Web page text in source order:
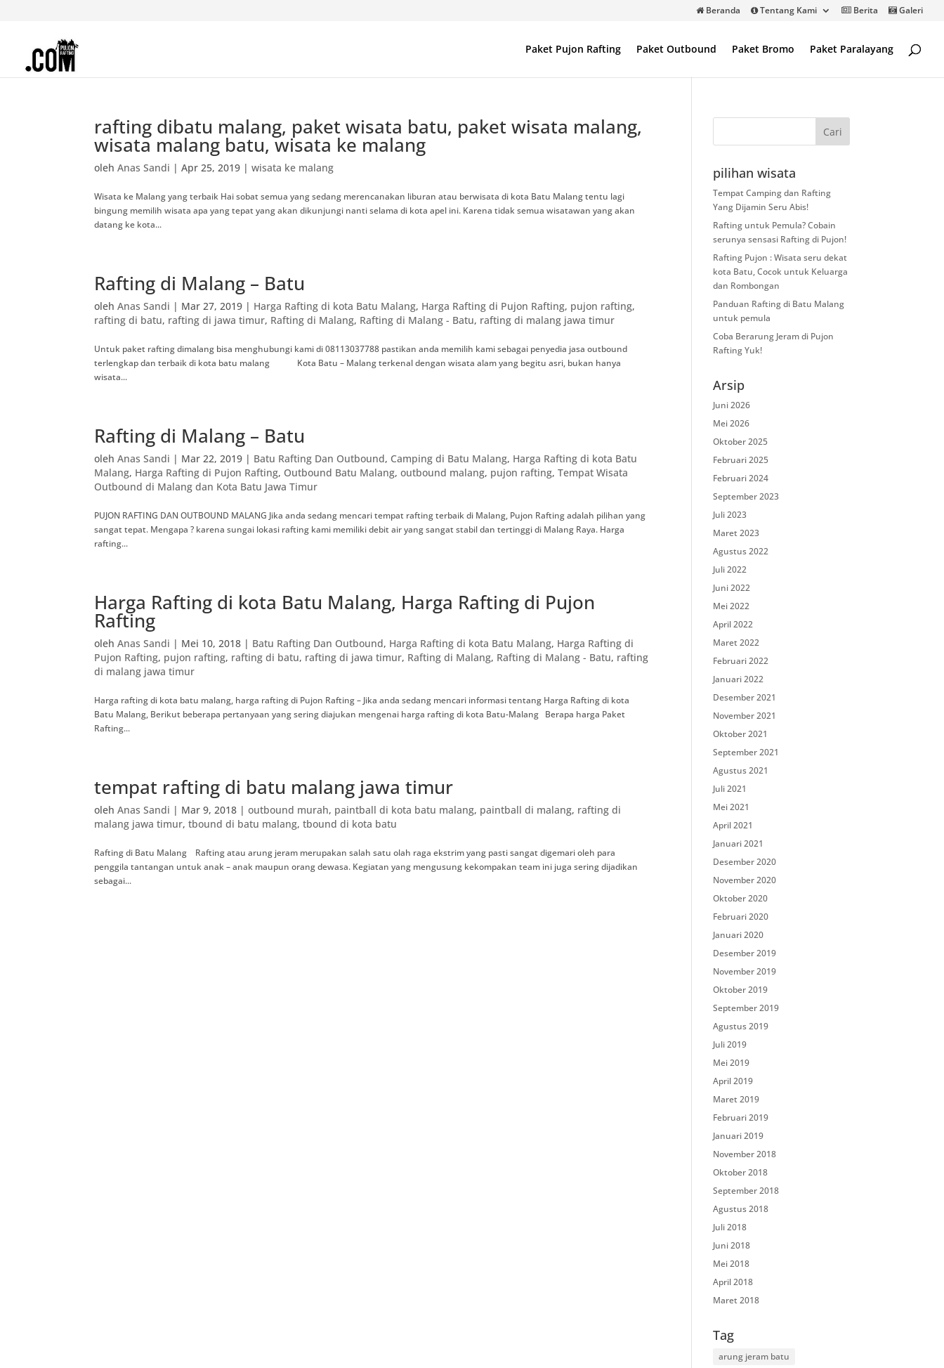
Beranda Tentang Kami Berita Galeri
Paket Pujon Rafting Paket Outbound Paket Bromo Paket Paralayang
rafting dibatu malang, paket wisata batu, paket wisata malang,
wisata malang batu, wisata ke malang
olehAnas Sandi |Apr 25, 2019 |wisata ke malang
Wisata ke Malang yang terbaik Hai sobat semua yang sedang merencanakan liburan atau berwisata di kota Batu Malang tentu lagi
bingung memilih wisata apa yang tepat yang akan dikunjungi nanti selama di kota apel ini. Karena tidak semua wisatawan yang akan
datang ke kota...
Rafting di Malang – Batu
olehAnas Sandi | Mar 27, 2019 | Harga Rafting di kota Batu Malang, Harga Rafting di Pujon Rafting, pujon rafting,
rafting di batu, rafting di jawa timur, Rafting di Malang, Rafting di Malang - Batu, rafting di malang jawa timur
Untuk paket rafting dimalang bisa menghubungi kami di 08113037788 pastikan anda memilih kami sebagai penyedia jasa outbound
terlengkap dan terbaik di kota batu malang Kota Batu – Malang terkenal dengan wisata alam yang begitu asri, bukan hanya
wisata...
Rafting di Malang – Batu
olehAnas Sandi | Mar 22, 2019 | Batu Rafting Dan Outbound, Camping di Batu Malang, Harga Rafting di kota Batu
Malang, Harga Rafting di Pujon Rafting, Outbound Batu Malang,outbound malang, pujon rafting,Tempat Wisata
Outbound di Malang dan Kota Batu Jawa Timur
PUJON RAFTING DAN OUTBOUND MALANG Jika anda sedang mencari tempat rafting terbaik di Malang, Pujon Rafting adalah pilihan yang
sangat tepat. Mengapa ? karena sungai lokasi rafting kami memiliki debit air yang sangat stabil dan tertinggi di Malang Raya. Harga
rafting...
Harga Rafting di kota Batu Malang, Harga Rafting di Pujon
Rafting
olehAnas Sandi | Mei 10, 2018 | Batu Rafting Dan Outbound, Harga Rafting di kota Batu Malang, Harga Rafting di
Pujon Rafting, pujon rafting, rafting di batu, rafting di jawa timur, Rafting di Malang, Rafting di Malang - Batu, rafting
di malang jawa timur
Harga rafting di kota batu malang, harga rafting di Pujon Rafting – Jika anda sedang mencari informasi tentang Harga Rafting di kota
Batu Malang, Berikut beberapa pertanyaan yang sering diajukan mengenai harga rafting di kota Batu-Malang Berapa harga Paket
Rafting...
tempat rafting di batu malang jawa timur
olehAnas Sandi | Mar 9, 2018 |outbound murah, paintball di kota batu malang, paintball di malang, rafting di
malang jawa timur,tbound di batu malang,tbound di kota batu
Rafting di Batu Malang Rafting atau arung jeram merupakan salah satu olah raga ekstrim yang pasti sangat digemari oleh para
penggila tantangan untuk anak – anak maupun orang dewasa. Kegiatan yang mengusung kekompakan team ini juga sering dijadikan
sebagai...
pilihan wisata
Tempat Camping dan Rafting
Yang Dijamin Seru Abis!
Rafting untuk Pemula? Cobain
serunya sensasi Rafting di Pujon!
Rafting Pujon : Wisata seru dekat
kota Batu, Cocok untuk Keluarga
dan Rombongan
Panduan Rafting di Batu Malang
untuk pemula
Coba Berarung Jeram di Pujon
Rafting Yuk!
Arsip
Juni 2026
Mei 2026
Oktober 2025
Februari 2025
Februari 2024
September 2023
Juli 2023
Maret 2023
Agustus 2022
Juli 2022
Juni 2022
Mei 2022
April 2022
Maret 2022
Februari 2022
Januari 2022
Desember 2021
November 2021
Oktober 2021
September 2021
Agustus 2021
Juli 2021
Mei 2021
April 2021
Januari 2021
Desember 2020
November 2020
Oktober 2020
Februari 2020
Januari 2020
Desember 2019
November 2019
Oktober 2019
September 2019
Agustus 2019
Juli 2019
Mei 2019
April 2019
Maret 2019
Februari 2019
Januari 2019
November 2018
Oktober 2018
September 2018
Agustus 2018
Juli 2018
Juni 2018
Mei 2018
April 2018
Maret 2018
Tag
arung jeram batu